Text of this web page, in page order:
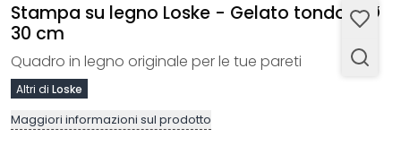
Stampa su legno Loske - Gelato tondo - Ø
30 cm
Quadro in legno originale per le tue pareti
Altri di Loske
Maggiori informazioni sul prodotto